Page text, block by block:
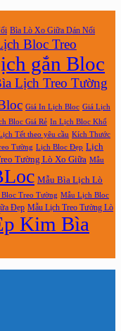
Bìa Lò Xo Giữa Dán Nổi
Bloc Treo
gắn Bloc
Lịch Treo Tường
Giá In Lịch Bloc Giá Lịch
Bloc Giá Rẻ In Lịch Bloc Khổ
Tết theo yêu cầu Kích Thước
Tường Lịch Bloc Đẹp Lịch
Tường Lò Xo Giữa Mẫu
Mẫu Bìa Lịch Lò
Treo Tường Mẫu Lịch Bloc
Đẹp Mẫu Lịch Treo Tường Lò
Kim Bìa